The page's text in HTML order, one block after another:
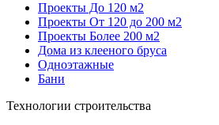
Проекты До 120 м2
Проекты От 120 до 200 м2
Проекты Более 200 м2
Дома из клееного бруса
Одноэтажные
Бани
Технологии строительства